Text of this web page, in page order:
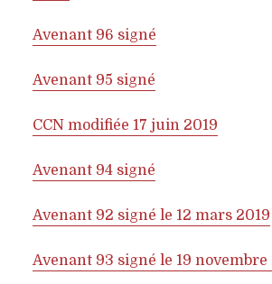
Avenant 96 signé
Avenant 95 signé
CCN modifiée 17 juin 2019
Avenant 94 signé
Avenant 92 signé le 12 mars 2019
Avenant 93 signé le 19 novembre